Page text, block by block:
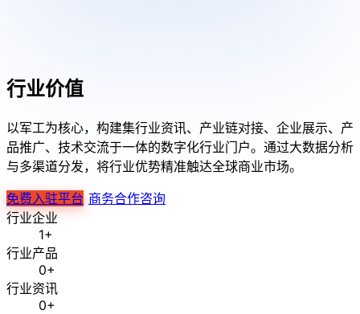
行业价值
以军工为核心，构建集行业资讯、产业链对接、企业展示、产
品推广、技术交流于一体的数字化行业门户。通过大数据分析
与多渠道分发，将行业优势精准触达全球商业市场。
免费入驻平台 商务合作咨询
行业企业
1+
行业产品
0+
行业资讯
0+